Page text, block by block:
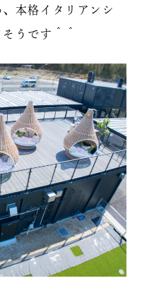
本格イタリアンシ
うです＾＾